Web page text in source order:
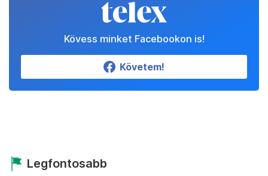
Kövess minket Facebookon is!
Követem!
Legfontosabb